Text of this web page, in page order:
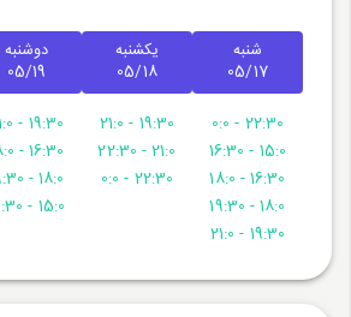
شنبه
05/17
22:30 - 0:0
15:0 - 16:30
16:30 - 18:0
18:0 - 19:30
19:30 - 21:0
یکشنبه
05/18
19:30 - 21:0
21:0 - 22:30
22:30 - 0:0
دوشنبه
05/19
19:30 - 21:0
16:30 - 18:0
18:0 - 19:30
15:0 - 16:30